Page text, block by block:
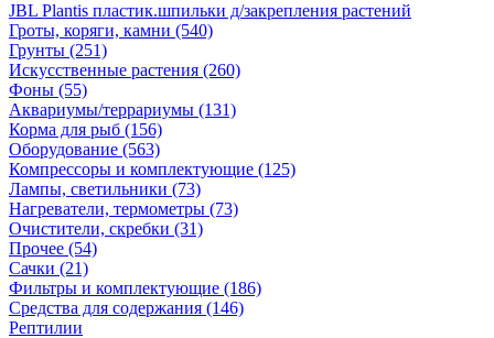
JBL Plantis пластик.шпильки д/закрепления растений
Гроты, коряги, камни (540)
Грунты (251)
Искусственные растения (260)
Фоны (55)
Аквариумы/террариумы (131)
Корма для рыб (156)
Оборудование (563)
Компрессоры и комплектующие (125)
Лампы, светильники (73)
Нагреватели, термометры (73)
Очистители, скребки (31)
Прочее (54)
Сачки (21)
Фильтры и комплектующие (186)
Средства для содержания (146)
Рептилии